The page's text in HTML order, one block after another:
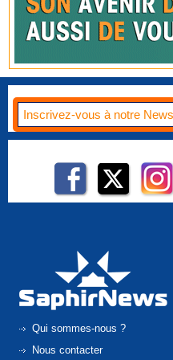
Qui sommes-nous ?
Nous contacter